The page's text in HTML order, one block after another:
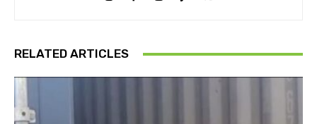
RELATED ARTICLES